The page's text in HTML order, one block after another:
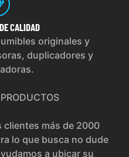
DE CALIDAD
originales y
duplicadores y
clientes más de 2000
lo que busca no dude
a ubicar su